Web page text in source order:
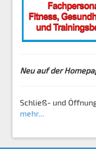
Neu auf der
Schließ- und
mehr...